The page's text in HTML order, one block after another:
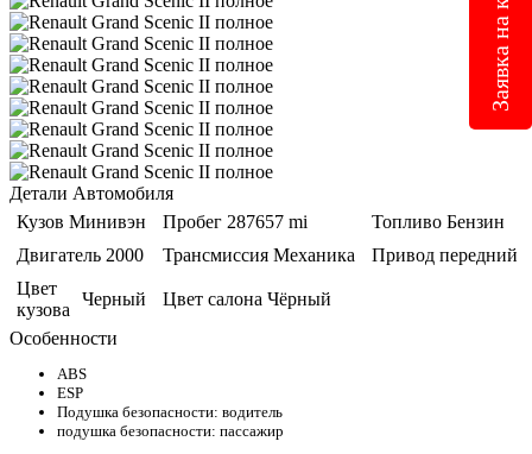
Детали Автомобиля
Кузов Минивэн Пробег 287657 mi Топливо Бензин
Двигатель 2000 Трансмиссия Механика Привод передний
Цвет
кузова
Черный Цвет салона Чёрный
Особенности
ABS
ESP
Подушка безопасности: водитель
подушка безопасности: пассажир